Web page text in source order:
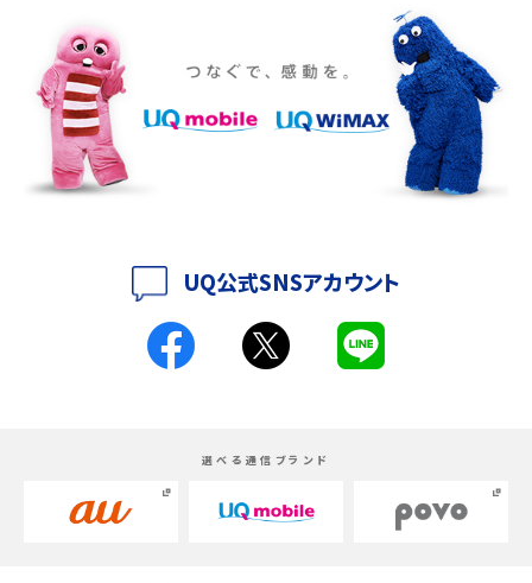
iPhone 16eとiPhone SE（第3世代）の違いは？サイズやスペックを比較して解説
iPhone 16eとiPhone 14を徹底比較！スペック・機能の違いをわかりやすく紹介
iPhone 16シリーズのモデルを比較！価格・サイズ・カメラ性能の違いを徹底解説
iPhone 16とiPhone 15の違いは？カメラ・スペック・機能を徹底比較
スマホが高い理由は？購入費用を抑える方法や端末を選ぶ時の注意点を解説！
スマホのネット通信速度が遅い原因は？すぐできる対処法や見直すポイントを解
UQ公式SNSアカウント
選べる通信ブランド